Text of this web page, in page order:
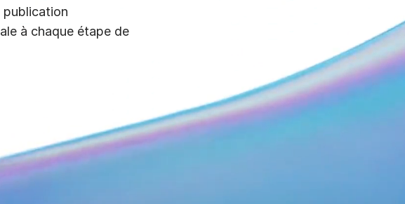
publication
à chaque étape de